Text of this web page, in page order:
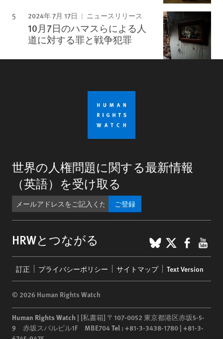
2024年 7月 17日 ニュースリリース
10月7日のハマスらによる人
道に対する罪と戦争犯罪
世界の人権問題に関する最新情報
（英語）を受け取る
ご登録
HRWとつながる BlueSky
X
menu
訂正 プライバシーポリシー サイトマップ Text Version
© 2026 Human Rights Watch
Human Rights Watch | [私書箱] 〒107-0052 東京都港区赤坂5-5-
9 赤坂スバルビル1F MBE704Tel :+81-3-3438-1780 | +81-3-